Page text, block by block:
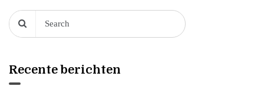
Recente berichten